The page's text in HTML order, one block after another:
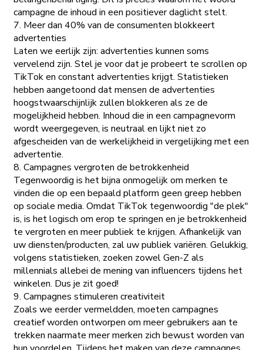
campagne de inhoud in een positiever daglicht stelt.
7. Meer dan 40% van de consumenten blokkeert
advertenties
Laten we eerlijk zijn: advertenties kunnen soms
vervelend zijn. Stel je voor dat je probeert te scrollen op
TikTok en constant advertenties krijgt. Statistieken
hebben aangetoond dat mensen de advertenties
hoogstwaarschijnlijk zullen blokkeren als ze de
mogelijkheid hebben. Inhoud die in een campagnevorm
wordt weergegeven, is neutraal en lijkt niet zo
afgescheiden van de werkelijkheid in vergelijking met een
advertentie.
8. Campagnes vergroten de betrokkenheid
Tegenwoordig is het bijna onmogelijk om merken te
vinden die op een bepaald platform geen greep hebben
op sociale media. Omdat TikTok tegenwoordig "de plek"
is, is het logisch om erop te springen en je betrokkenheid
te vergroten en meer publiek te krijgen. Afhankelijk van
uw diensten/producten, zal uw publiek variëren. Gelukkig,
volgens statistieken, zoeken zowel Gen-Z als
millennials allebei de mening van influencers tijdens het
winkelen. Dus je zit goed!
9. Campagnes stimuleren creativiteit
Zoals we eerder vermeldden, moeten campagnes
creatief worden ontworpen om meer gebruikers aan te
trekken naarmate meer merken zich bewust worden van